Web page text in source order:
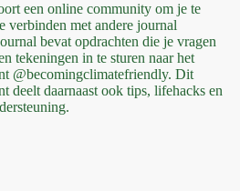
een online community om je te
verbinden met andere journal
bevat opdrachten die je vragen
tekeningen in te sturen naar het
@becomingclimatefriendly. Dit
deelt daarnaast ook tips, lifehacks en